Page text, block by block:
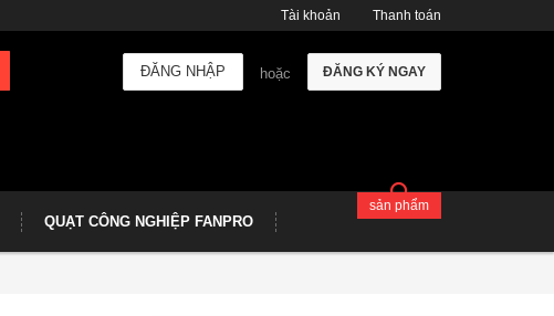
Tài khoản Thanh toán
ĐĂNG KÝ NGAY
hoặc
ĐĂNG NHẬP
QUẠT CÔNG NGHIỆP FANPRO
sản phẩm